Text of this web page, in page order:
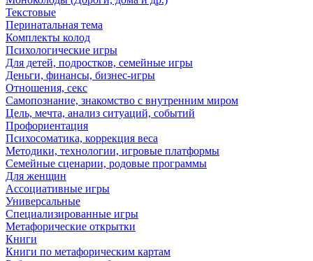
Текстовые
Перинатальная тема
Комплекты колод
Психологические игры
Для детей, подростков, семейные игры
Деньги, финансы, бизнес-игры
Отношения, секс
Самопознание, знакомство с внутренним миром
Цель, мечта, анализ ситуаций, событий
Профориентация
Психосоматика, коррекция веса
Методики, технологии, игровые платформы
Семейные сценарии, родовые программы
Для женщин
Ассоциативные игры
Универсальные
Специализированные игры
Метафорические открытки
Книги
Книги по метафорическим картам